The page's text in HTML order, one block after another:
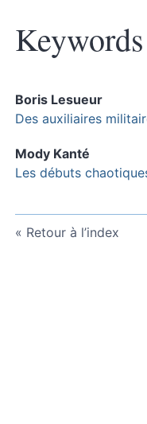
Boris Lesueur
Des auxiliaires
Mody Kanté
Les débuts
Retour à l’index